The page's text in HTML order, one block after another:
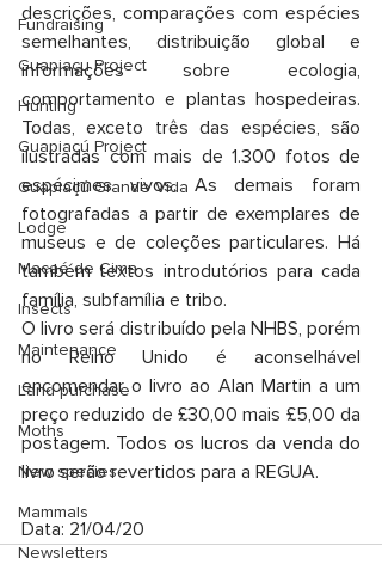
Fundraising
Guapiaçu Project
Hunting
Guapiaçú Project
Guapiaçú Grande Vida
Lodge
Macaé de Cima
Insects
Maintenance
Land purchase
Moths
New species
Mammals
Newsletters
descrições, comparações com espécies
semelhantes, distribuição global e
informações sobre ecologia,
comportamento e plantas hospedeiras.
Todas, exceto três das espécies, são
ilustradas com mais de 1.300 fotos de
espécimes vivos. As demais foram
fotografadas a partir de exemplares de
museus e de coleções particulares. Há
também textos introdutórios para cada
família, subfamília e tribo.
O livro será distribuído pela NHBS, porém
no Reino Unido é aconselhável
encomendar o livro ao Alan Martin a um
preço reduzido de £30,00 mais £5,00 da
postagem. Todos os lucros da venda do
livro serão revertidos para a REGUA.
Data: 21/04/20